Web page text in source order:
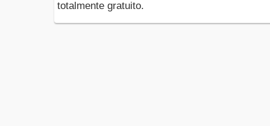
totalmente gratuito.